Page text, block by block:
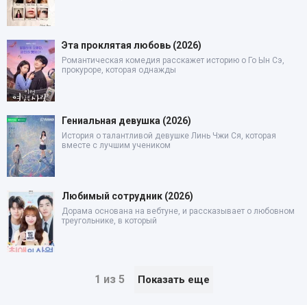
Эта проклятая любовь (2026)
Романтическая комедия расскажет историю о Го Ын Сэ,
прокуроре, которая однажды
Гениальная девушка (2026)
История о талантливой девушке Линь Чжи Ся, которая
вместе с лучшим учеником
Любимый сотрудник (2026)
Дорама основана на вебтуне, и рассказывает о любовном
треугольнике, в который
1 из 5 Показать еще